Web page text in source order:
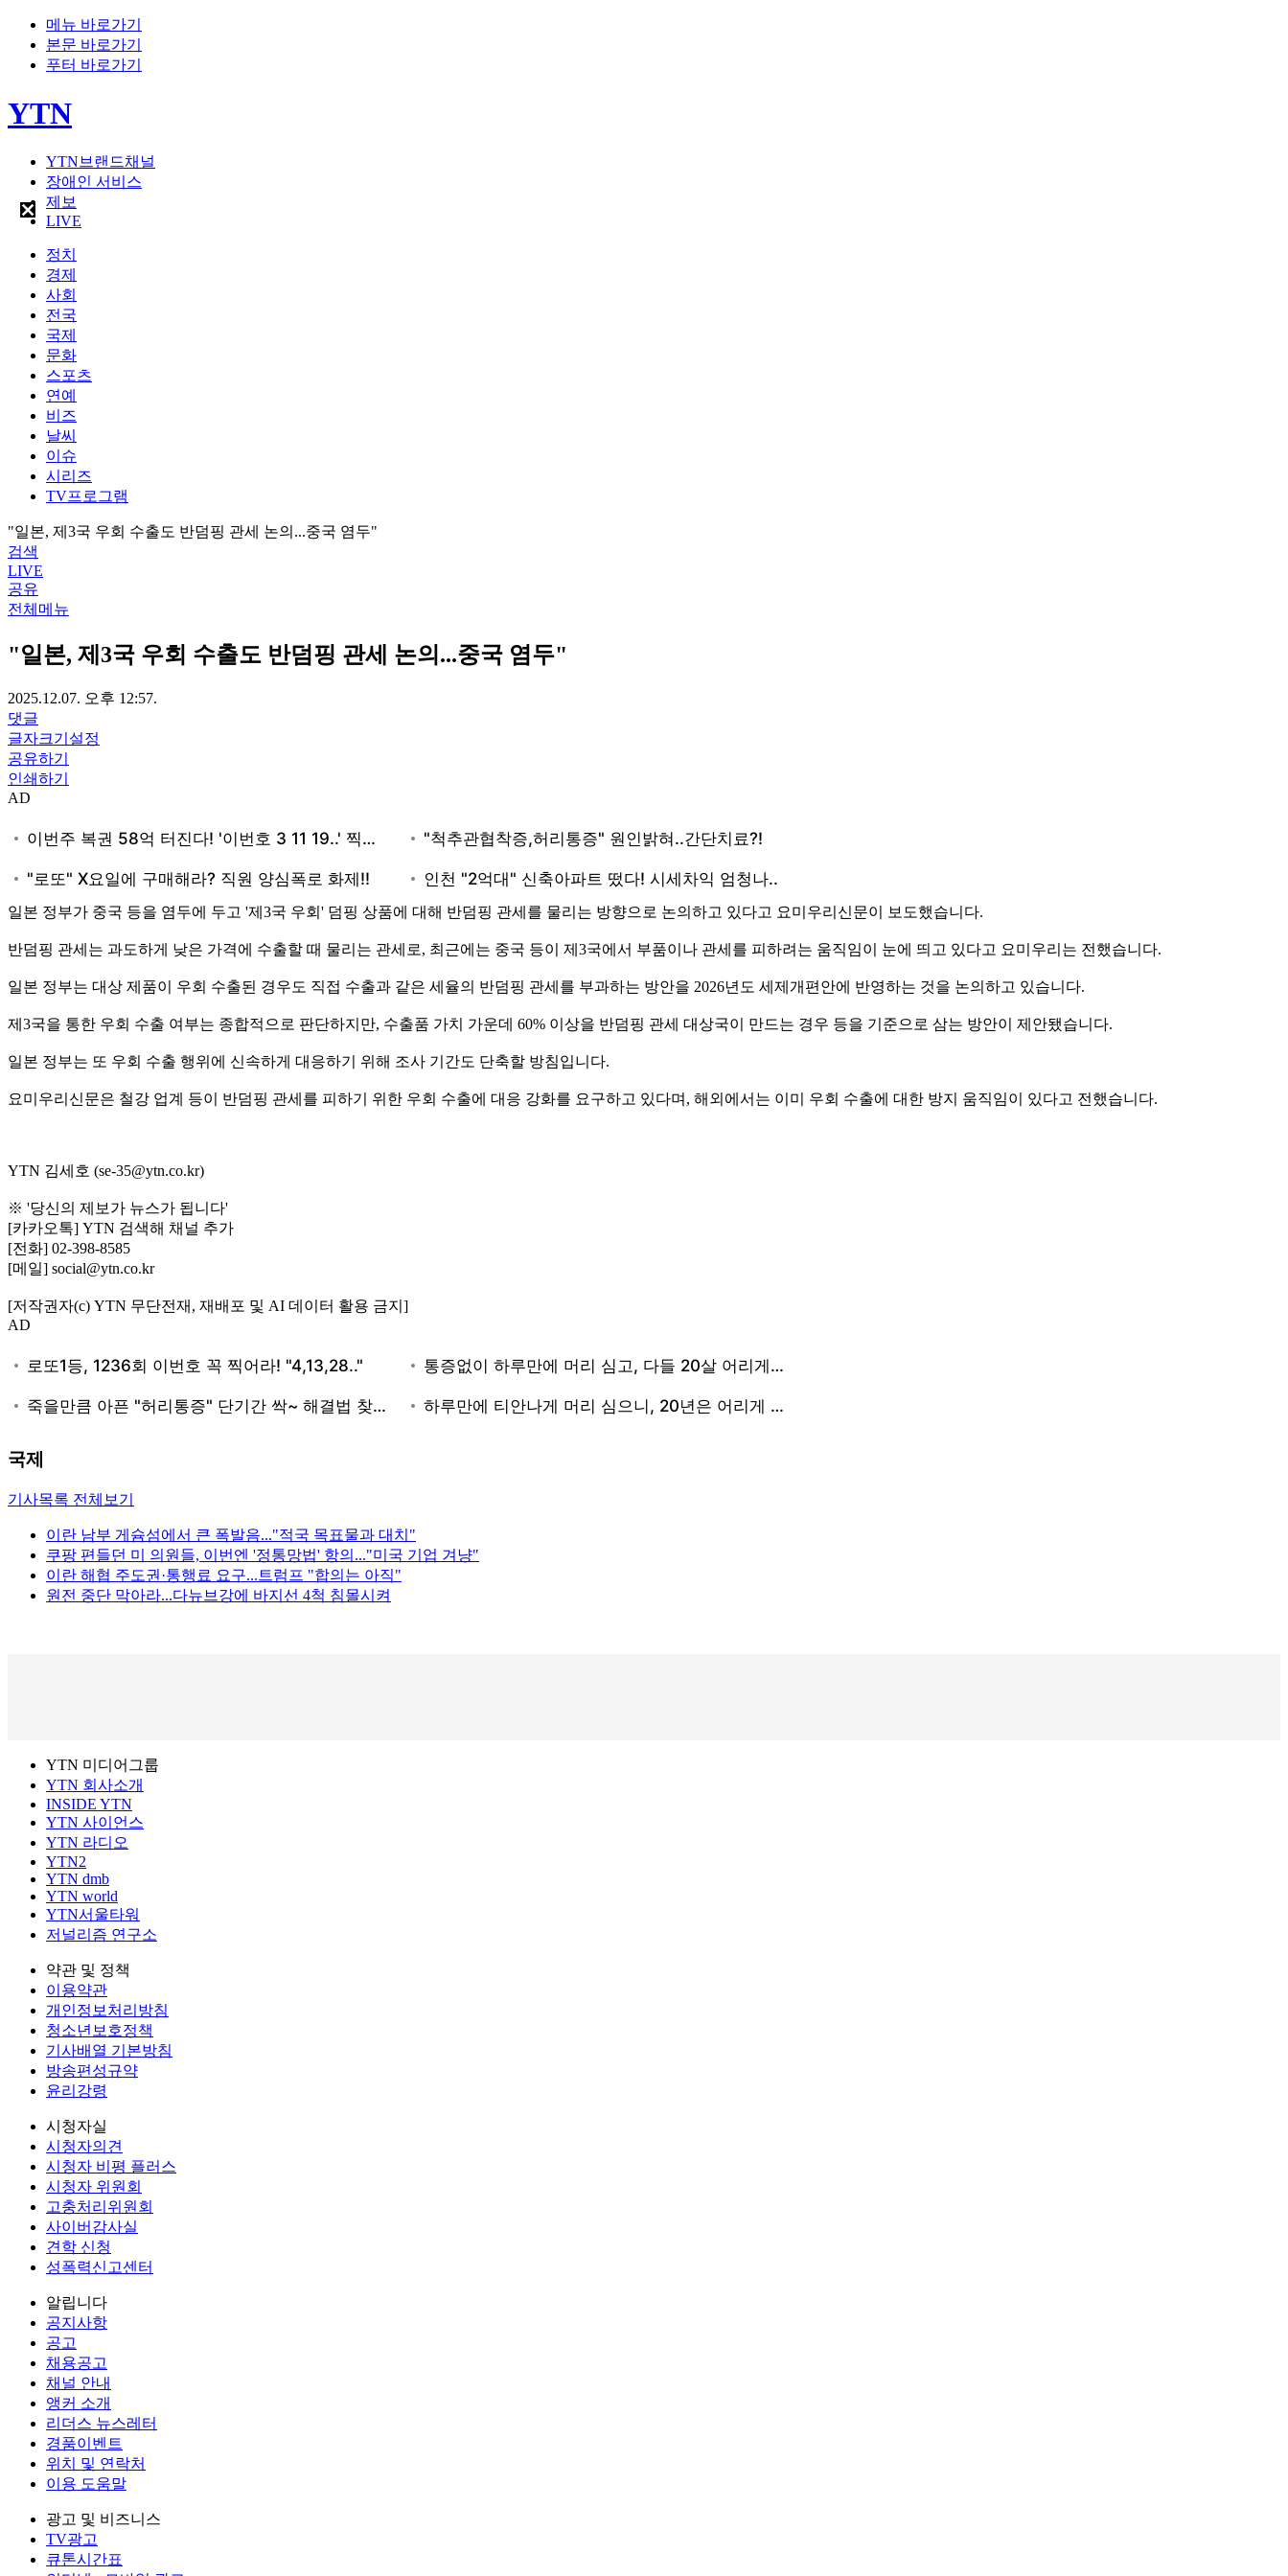
메뉴 바로가기
본문 바로가기
푸터 바로가기
YTN
YTN브랜드채널
장애인 서비스
제보
LIVE
정치
경제
사회
전국
국제
문화
스포츠
연예
비즈
날씨
이슈
시리즈
TV프로그램
"일본, 제3국 우회 수출도 반덤핑 관세 논의...중국 염두"
검색
LIVE
공유
전체메뉴
"일본, 제3국 우회 수출도 반덤핑 관세 논의...중국 염두"
2025.12.07. 오후 12:57.
댓글
글자크기설정
공유하기
인쇄하기
AD
일본 정부가 중국 등을 염두에 두고 '제3국 우회' 덤핑 상품에 대해 반덤핑 관세를 물리는 방향으로 논의하고 있다고 요미우리신문이 보도했습니다.
반덤핑 관세는 과도하게 낮은 가격에 수출할 때 물리는 관세로, 최근에는 중국 등이 제3국에서 부품이나 관세를 피하려는 움직임이 눈에 띄고 있다고 요미우리는 전했습니다.
일본 정부는 대상 제품이 우회 수출된 경우도 직접 수출과 같은 세율의 반덤핑 관세를 부과하는 방안을 2026년도 세제개편안에 반영하는 것을 논의하고 있습니다.
제3국을 통한 우회 수출 여부는 종합적으로 판단하지만, 수출품 가치 가운데 60% 이상을 반덤핑 관세 대상국이 만드는 경우 등을 기준으로 삼는 방안이 제안됐습니다.
일본 정부는 또 우회 수출 행위에 신속하게 대응하기 위해 조사 기간도 단축할 방침입니다.
요미우리신문은 철강 업계 등이 반덤핑 관세를 피하기 위한 우회 수출에 대응 강화를 요구하고 있다며, 해외에서는 이미 우회 수출에 대한 방지 움직임이 있다고 전했습니다.
YTN 김세호 (se-35@ytn.co.kr)
※ '당신의 제보가 뉴스가 됩니다'
[카카오톡] YTN 검색해 채널 추가
[전화] 02-398-8585
[메일] social@ytn.co.kr
[저작권자(c) YTN 무단전재, 재배포 및 AI 데이터 활용 금지]
AD
국제
기사목록 전체보기
이란 남부 게슘섬에서 큰 폭발음..."적국 목표물과 대치"
쿠팡 편들던 미 의원들, 이번엔 '정통망법' 항의..."미국 기업 겨냥"
이란 해협 주도권·통행료 요구...트럼프 "합의는 아직"
원전 중단 막아라...다뉴브강에 바지선 4척 침몰시켜
YTN 미디어그룹
YTN 회사소개
INSIDE YTN
YTN 사이언스
YTN 라디오
YTN2
YTN dmb
YTN world
YTN서울타워
저널리즘 연구소
약관 및 정책
이용약관
개인정보처리방침
청소년보호정책
기사배열 기본방침
방송편성규약
윤리강령
시청자실
시청자의견
시청자 비평 플러스
시청자 위원회
고충처리위원회
사이버감사실
견학 신청
성폭력신고센터
알립니다
공지사항
공고
채용공고
채널 안내
앵커 소개
리더스 뉴스레터
경품이벤트
위치 및 연락처
이용 도움말
광고 및 비즈니스
TV광고
큐톤시간표